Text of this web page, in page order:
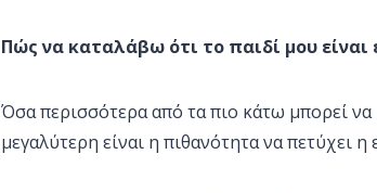
Πώς να καταλάβω ότι το παιδί μου είναι
Όσα περισσότερα από τα πιο κάτω μπορεί να
μεγαλύτερη είναι η πιθανότητα να πετύχει